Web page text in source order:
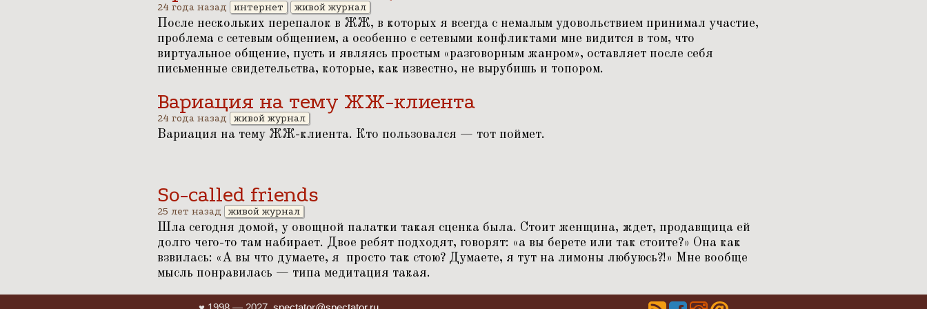
24 года назад интернет живой журнал
После нескольких перепалок в ЖЖ, в которых я всегда с немалым удовольствием принимал участие,
проблема с сетевым общением, а особенно с сетевыми конфликтами мне видится в том, что
виртуальное общение, пусть и являясь простым «разговорным жанром», оставляет после себя
письменные свидетельства, которые, как известно, не вырубишь и топором.
Вариация на тему ЖЖ-клиента
24 года назад живой журнал
Вариация на тему ЖЖ-клиента. Кто пользовался — тот поймет.
So-called friends
25 лет назад живой журнал
Шла сегодня домой, у овощной палатки такая сценка была. Стоит женщина, ждет, продавщица ей
долго чего-то там набирает. Двое ребят подходят, говорят: «а вы берете или так стоите?» Она как
взвилась: «А вы что думаете, я просто так стою? Думаете, я тут на лимоны любуюсь?!» Мне вообще
мысль понравилась — типа медитация такая.